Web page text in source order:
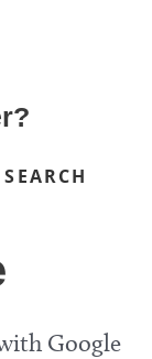
SEARCH
Google